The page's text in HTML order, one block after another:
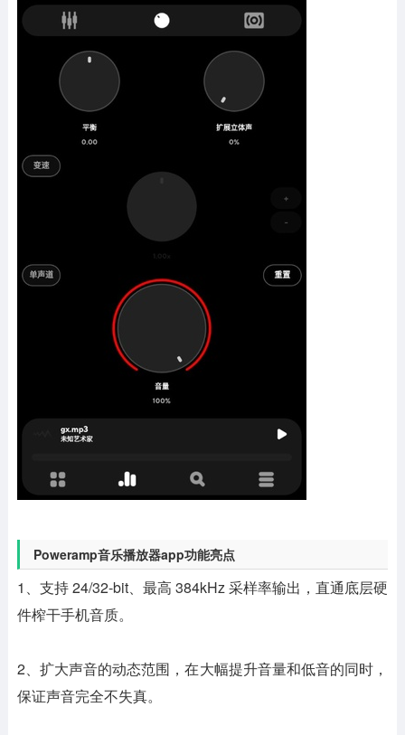
Poweramp音乐播放器app功能亮点
1、支持 24/32-bit、最高 384kHz 采样率输出，直通底层硬
件榨干手机音质。
2、扩大声音的动态范围，在大幅提升音量和低音的同时，
保证声音完全不失真。